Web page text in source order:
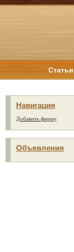
Статьи
Навигация
Добавить фирму
Объявления